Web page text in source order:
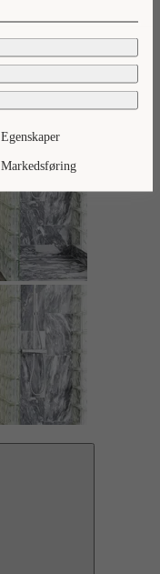
Egenskaper
Markedsføring